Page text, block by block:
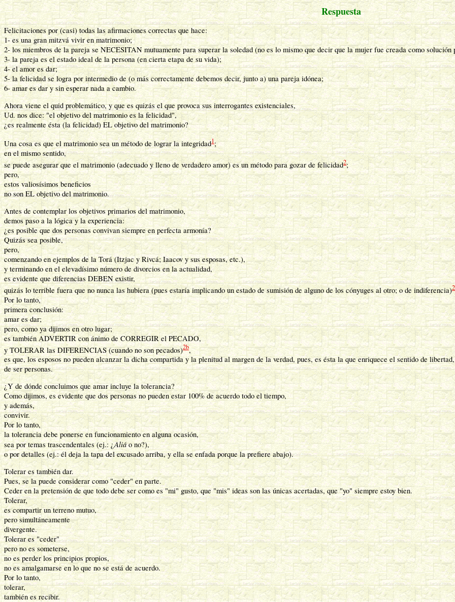
Respuesta
Felicitaciones por (casi) todas las afirmaciones correctas que hace:
1- es una gran mitzvá vivir en matrimonio;
2- los miembros de la pareja se NECESITAN mutuamente para superar la soledad (no es lo mismo que decir que la mujer fue creada como
3- la pareja es el estado ideal de la persona (en cierta etapa de su vida);
4- el amor es dar;
5- la felicidad se logra por intermedio de (o más correctamente debemos decir, junto a) una pareja idónea;
6- amar es dar y sin esperar nada a cambio.
Ahora viene el quid problemático, y que es quizás el que provoca sus interrogantes existenciales,
Ud. nos dice: "el objetivo del matrimonio es la felicidad",
¿es realmente ésta (la felicidad) EL objetivo del matrimonio?
Una cosa es que el matrimonio sea un método de lograr la integridad1;
en el mismo sentido,
se puede asegurar que el matrimonio (adecuado y lleno de verdadero amor) es un método para gozar de felicidad2;
pero,
estos valiosísimos beneficios
no son EL objetivo del matrimonio.
Antes de contemplar los objetivos primarios del matrimonio,
demos paso a la lógica y la experiencia:
¿es posible que dos personas convivan siempre en perfecta armonía?
Quizás sea posible,
pero,
comenzando en ejemplos de la Torá (Itzjac y Rivcá; Iaacov y sus esposas, etc.),
y terminando en el elevadísimo número de divorcios en la actualidad,
es evidente que diferencias DEBEN existir,
quizás lo terrible fuera que no nunca las hubiera (pues estaría implicando un estado de sumisión de alguno de los cónyuges al otro; o de indiferencia)
Por lo tanto,
primera conclusión:
amar es dar;
pero, como ya dijimos en otro lugar;
es también ADVERTIR con ánimo de CORREGIR el PECADO,
y TOLERAR las DIFERENCIAS (cuando no son pecados)2b,
es que, los esposos no pueden alcanzar la dicha compartida y la plenitud al margen de la verdad, pues, es ésta la que enriquece el sentido de libertad,
de ser personas.
¿Y de dónde concluimos que amar incluye la tolerancia?
Como dijimos, es evidente que dos personas no pueden estar 100% de acuerdo todo el tiempo,
y además,
convivir.
Por lo tanto,
la tolerancia debe ponerse en funcionamiento en alguna ocasión,
sea por temas trascendentales (ej.: ¿Aliáo no?),
o por detalles (ej.: él deja la tapa del excusado arriba, y ella se enfada porque la prefiere abajo).
Tolerar es también dar.
Pues, se la puede considerar como "ceder" en parte.
Ceder en la pretensión de que todo debe ser como es "mi" gusto, que "mis" ideas son las únicas acertadas, que "yo" siempre estoy bien.
Tolerar,
es compartir un terreno mutuo,
pero simultáneamente
divergente.
Tolerar es "ceder"
pero no es someterse,
no es perder los principios propios,
no es amalgamarse en lo que no se está de acuerdo.
Por lo tanto,
tolerar,
también es recibir.